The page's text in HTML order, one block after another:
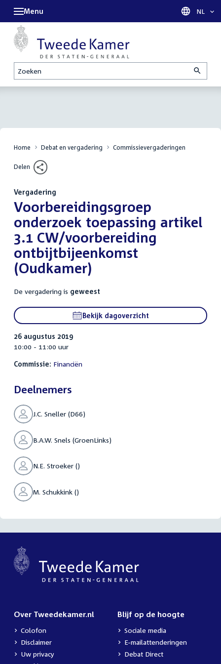
Zoeken
Menu Taal
NL
Home Debat en vergadering Commissievergaderingen
Delen
Vergadering
:Voorbereidingsgroep
onderzoek toepassing artikel
3.1 CW/voorbereiding
ontbijtbijeenkomst
(Oudkamer)
De vergadering is geweest
Bekijk dagoverzicht
26 augustus 2019
10:00 - 11:00 uur
Commissie: Financiën
Deelnemers
J.C. Sneller (D66)
B.A.W. Snels (GroenLinks)
N.E. Stroeker ()
M. Schukkink ()
Over Tweedekamer.nl
Colofon
Disclaimer
Uw privacy
Blijf op de hoogte
Sociale media
E-mailattenderingen
Debat Direct